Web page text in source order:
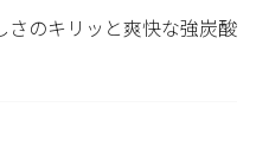
さのキリッと爽快な強炭酸